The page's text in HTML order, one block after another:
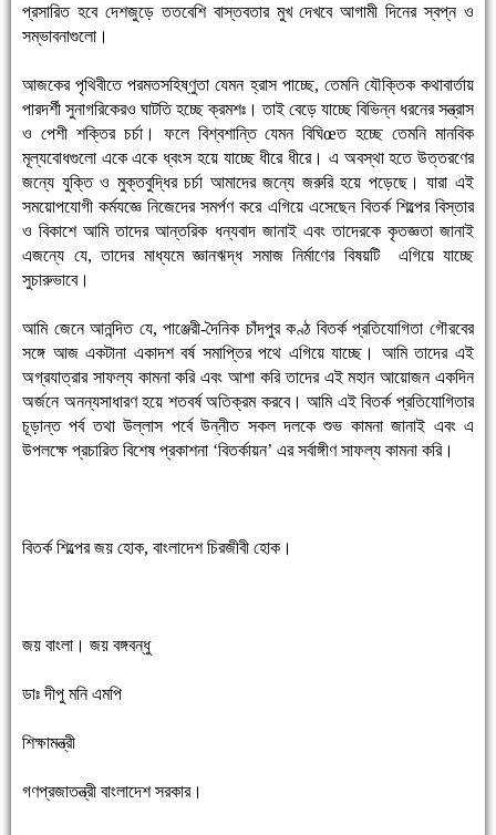
প্রসারিত হবে দেশজুড়ে ততবেশি বাস্তবতার মুখ দেখবে আগামী দিনের স্বপ্ন ও
সম্ভাবনাগুলো।
আজকের পৃথিবীতে পরমতসহিষ্ণুতা যেমন হ্রাস পাচ্ছে, তেমনি যৌক্তিক কথাবার্তায়
পারদর্শী সুনাগরিকেরও ঘাটতি হচ্ছে ক্রমশঃ। তাই বেড়ে যাচ্ছে বিভিন্ন ধরনের সন্ত্রাস
ও পেশী শক্তির চর্চা। ফলে বিশ্বশান্তি যেমন বিঘিœত হচ্ছে তেমনি মানবিক
মূল্যবোধগুলো একে একে ধ্বংস হয়ে যাচ্ছে ধীরে ধীরে। এ অবস্থা হতে উত্তরণের
জন্যে যুক্তি ও মুক্তবুদ্ধির চর্চা আমাদের জন্যে জরুরি হয়ে পড়েছে। যারা এই
সময়োপযোগী কর্মযজ্ঞে নিজেদের সমর্পণ করে এগিয়ে এসেছেন বিতর্ক শিল্পের বিস্তার
ও বিকাশে আমি তাদের আন্তরিক ধন্যবাদ জানাই এবং তাদেরকে কৃতজ্ঞতা জানাই
এজন্যে যে, তাদের মাধ্যমে জ্ঞানঋদ্ধ সমাজ নির্মাণের বিষয়টি এগিয়ে যাচ্ছে
সুচারুভাবে।
আমি জেনে আনন্দিত যে, পাঞ্জেরী-দৈনিক চাঁদপুর কণ্ঠ বিতর্ক প্রতিযোগিতা গৌরবের
সঙ্গে আজ একটানা একাদশ বর্ষ সমাপ্তির পথে এগিয়ে যাচ্ছে। আমি তাদের এই
অগ্রযাত্রার সাফল্য কামনা করি এবং আশা করি তাদের এই মহান আয়োজন একদিন
অর্জনে অনন্যসাধারণ হয়ে শতবর্ষ অতিক্রম করবে। আমি এই বিতর্ক প্রতিযোগিতার
চূড়ান্ত পর্ব তথা উল্লাস পর্বে উন্নীত সকল দলকে শুভ কামনা জানাই এবং এ
উপলক্ষে প্রচারিত বিশেষ প্রকাশনা ‘বিতর্কায়ন’ এর সর্বাঙ্গীণ সাফল্য কামনা করি।
বিতর্ক শিল্পের জয় হোক, বাংলাদেশ চিরজীবী হোক।
জয় বাংলা। জয় বঙ্গবন্ধু
ডাঃ দীপু মনি এমপি
শিক্ষামন্ত্রী
গণপ্রজাতন্ত্রী বাংলাদেশ সরকার।